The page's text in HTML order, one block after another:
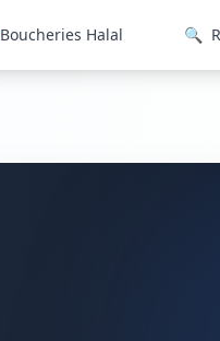
Boucheries Halal 🔍